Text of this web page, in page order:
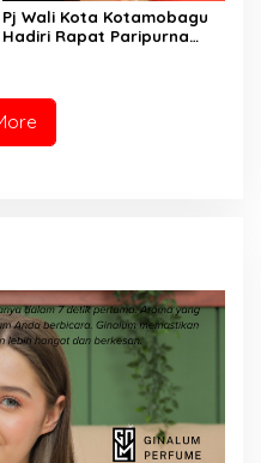
Pj Wali Kota Kotamobagu
Hadiri Rapat Paripurna